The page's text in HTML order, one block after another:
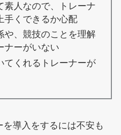
素人なので、トレーナ
手くできるか心配
や、競技のことを理解
ナーがいない
てくれるトレーナーが
導入をするには不安も